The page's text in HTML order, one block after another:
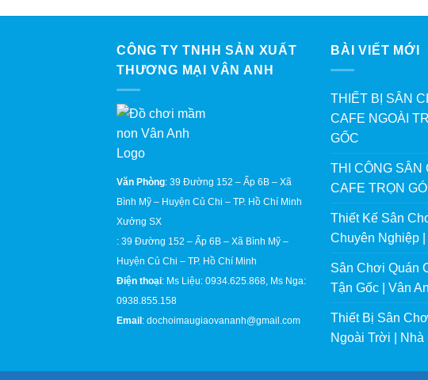
CÔNG TY TNHH SẢN XUẤT
THƯƠNG MẠI VÂN ANH
Văn Phòng: 39 Đường 152 – Ấp 6B – Xã
Bình Mỹ – Huyện Củ Chi – TP. Hồ Chí Minh
Xưởng SX
: 39 Đường 152 – Ấp 6B – Xã Bình Mỹ –
Huyện Củ Chi – TP. Hồ Chí Minh
Điện thoại: Ms Liệu: 0934.625.868, Ms Nga:
0938.855.158
Email: dochoimaugiaovananh@gmail.com
BÀI VIẾT MỚI
THIẾT BỊ SÂN
CAFE NGOÀI
GỐC
THI CÔNG SÂN
CAFE TRỌN
Thiết Kế Sân
Chuyên Nghiệp |
Sân Chơi Quán
Tận Gốc | Vân
Thiết Bị Sân
Ngoài Trời | Nhà